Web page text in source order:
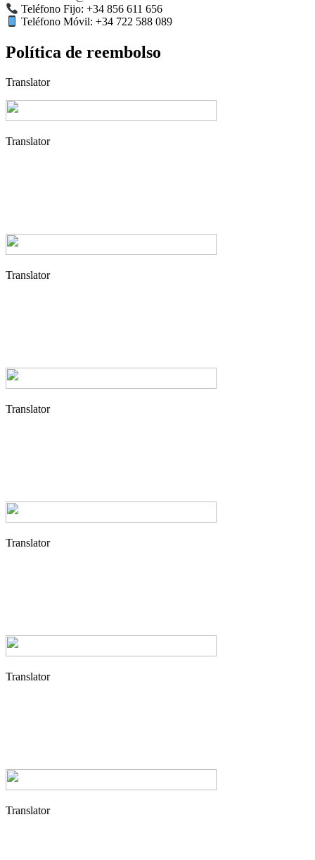
Teléfono Fijo: +34 856 611 656
Teléfono Móvil: +34 722 588 089
Política de reembolso
Translator
Translator
Translator
Translator
Translator
Translator
Translator